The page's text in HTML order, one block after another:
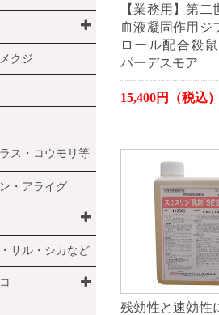
【業務用】第二
血液凝固作用ジ
ロール配合殺
パーデスモア
15,400円（税込）
残効性と速効性
クジ
ス・コウモリ等
・アライグ
サル・シカなど